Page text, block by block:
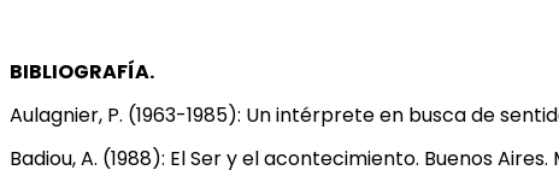
BIBLIOGRAFÍA.
Aulagnier, P. (1963-1985): Un intérprete en busca de
Badiou, A. (1988): El Ser y el acontecimiento. Buenos Aires.